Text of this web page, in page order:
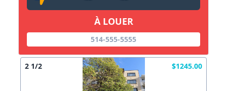
À LOUER
514-555-5555
2 1/2 $1245.00
X Fermer